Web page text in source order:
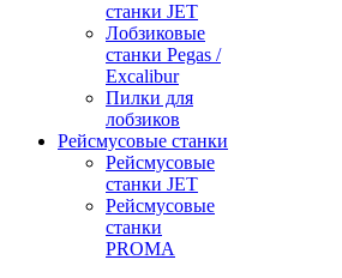
станки JET
Лобзиковые
станки Pegas /
Excalibur
Пилки для
лобзиков
Рейсмусовые станки
Рейсмусовые
станки JET
Рейсмусовые
станки
PROMA